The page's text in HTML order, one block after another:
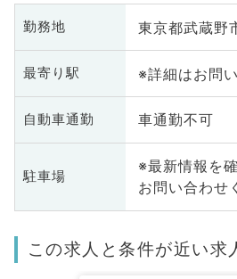
勤務地 東京都武蔵野
最寄り駅 ※詳細はお問
自動車通勤 車通勤不可
駐車場
※最新情報を
お問い合わせ
この求人と条件が近い求